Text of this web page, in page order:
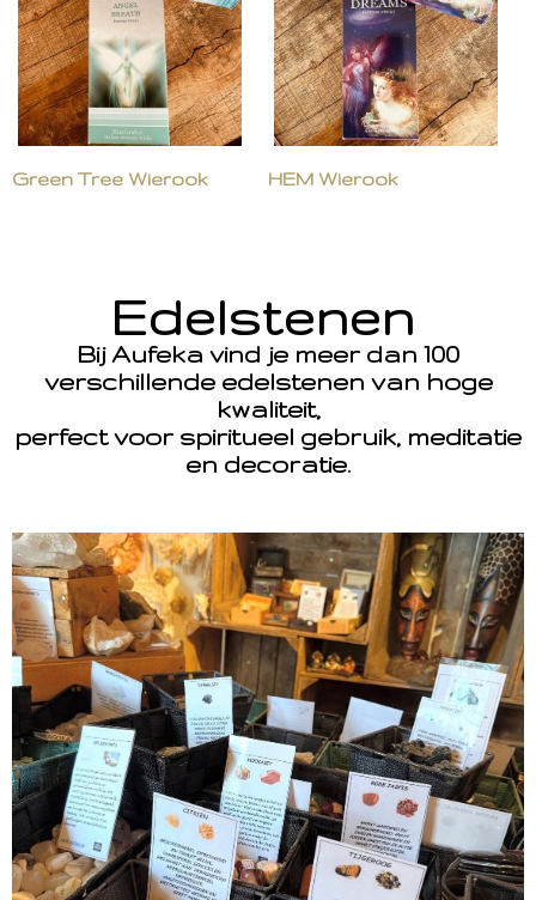
Green Tree Wierook HEM Wierook
Edelstenen
Bij Aufeka vind je meer dan 100
verschillende edelstenen van hoge
kwaliteit,
perfect voor spiritueel gebruik, meditatie
en decoratie.